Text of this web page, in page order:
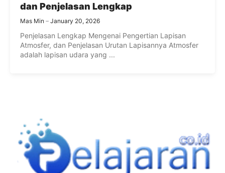
dan Penjelasan Lengkap
Mas Min January 20, 2026
Penjelasan Lengkap Mengenai Pengertian Lapisan
Atmosfer, dan Penjelasan Urutan Lapisannya Atmosfer
adalah lapisan udara yang ...